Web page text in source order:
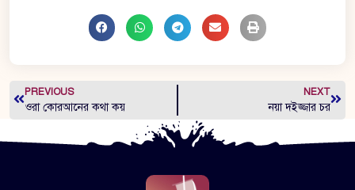
PREVIOUS
ওরা কোরআনের কথা কয়
NEXT
নয়া দইজ্জার চর